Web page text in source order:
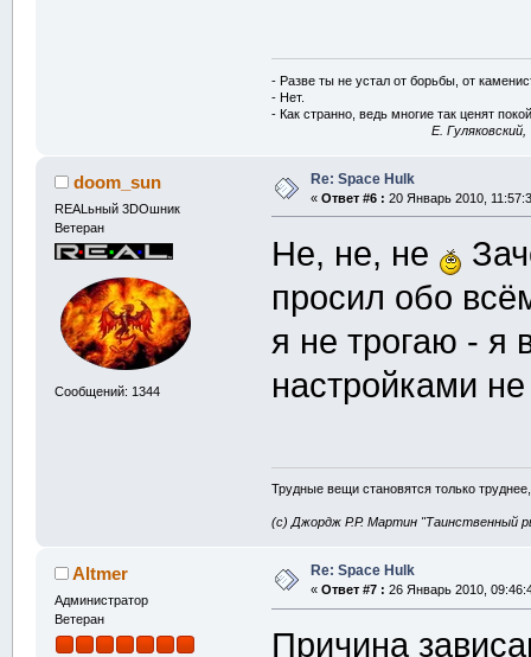
- Разве ты не устал от борьбы, от
- Нет.
- Как странно, ведь многие так ценят
E.
doom_sun
REALьный 3DOшник
Ветеран
Сообщений: 1344
Re: Space Hulk
« Ответ #6 : 20 Январь 2010,
Не, не, не
просил обо
я не трогаю - я
настройками
Трудные вещи становятся только
(с) Джордж Р.Р. Мартин "Таинственный
Altmer
Администратор
Ветеран
Re: Space Hulk
« Ответ #7 : 26 Январь 2010,
Причина